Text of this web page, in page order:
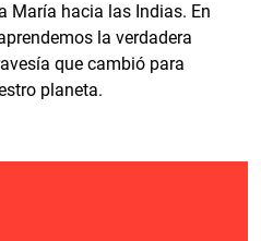
María hacia las Indias. En
la verdadera
que cambió para
planeta.